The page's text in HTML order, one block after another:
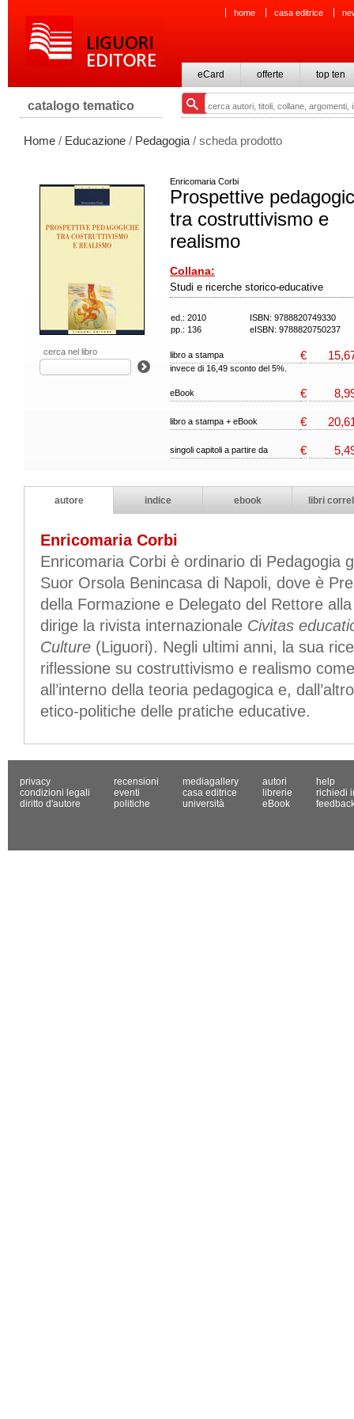
home casa editrice
eCard offerte top ten
catalogo tematico
Home / Educazione / Pedagogia / scheda prodotto
cerca nel libro
Enricomaria Corbi
Prospettive
tra costruttivismo e
realismo
Collana:
Studi e ricerche storico-educative
ed.: 2010
ISBN: 9788820749330
pp.: 136
eISBN: 9788820750237
libro a stampa €
invece di 16,49 sconto del 5%.
eBook €
libro a stampa + eBook €
singoli capitoli a partire da €
autore indice ebook libri
Enricomaria Corbi
Enricomaria Corbi è ordinario di Pedagogia
Suor Orsola Benincasa di Napoli, dove è
della Formazione e Delegato del Rettore
dirige la rivista internazionale Civitas
Culture (Liguori). Negli ultimi anni, la sua
riflessione su costruttivismo e realismo
all’interno della teoria pedagogica e,
etico-politiche delle pratiche educative.
privacy
condizioni legali
diritto d'autore
recensioni
eventi
politiche
mediagallery
casa editrice
università
autori
librerie
eBook
help
richiedi